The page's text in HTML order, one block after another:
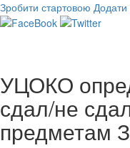
Зробити стартовою Додати
УЦОКО
сдал/не
предметам